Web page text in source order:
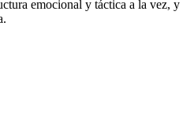
emocional y táctica a la vez, y